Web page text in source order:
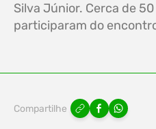
Silva Júnior. Cerca de
participaram do
Compartilhe